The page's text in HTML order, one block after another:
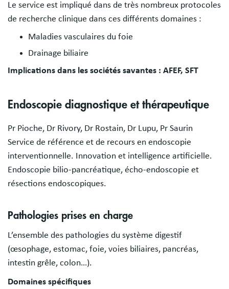
Le service est impliqué dans de très nombreux protocoles
de recherche clinique dans ces différents domaines :
Maladies vasculaires du foie
Drainage biliaire
Implications dans les sociétés savantes : AFEF, SFT
Endoscopie diagnostique et thérapeutique
Pr Pioche, Dr Rivory, Dr Rostain, Dr Lupu, Pr Saurin
Service de référence et de recours en endoscopie
interventionnelle. Innovation et intelligence artificielle.
Endoscopie bilio-pancréatique, écho-endoscopie et
résections endoscopiques.
Pathologies prises en charge
L’ensemble des pathologies du système digestif
(œsophage, estomac, foie, voies biliaires, pancréas,
intestin grêle, colon…).
Domaines spécifiques